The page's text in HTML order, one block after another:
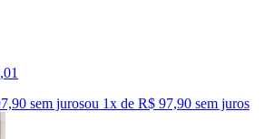
,01
sem jurosou 1x de R$ 97,90 sem juros